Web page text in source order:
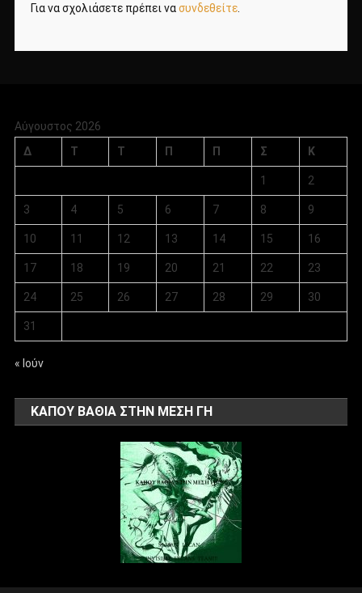
Για να σχολιάσετε πρέπει νασυνδεθείτε.
Αύγουστος 2026
Δ
Τ Τ Π Π Σ Κ
1 2
3 4 5 6 7 8 9
10 11 12 13 14 15 16
17 18 19 20 21 22 23
24 25 26 27 28 29 30
31
« Ιούν
ΚΑΠΟΥ ΒΑΘΙΑ ΣΤΗΝ ΜΕΣΗ ΓΗ